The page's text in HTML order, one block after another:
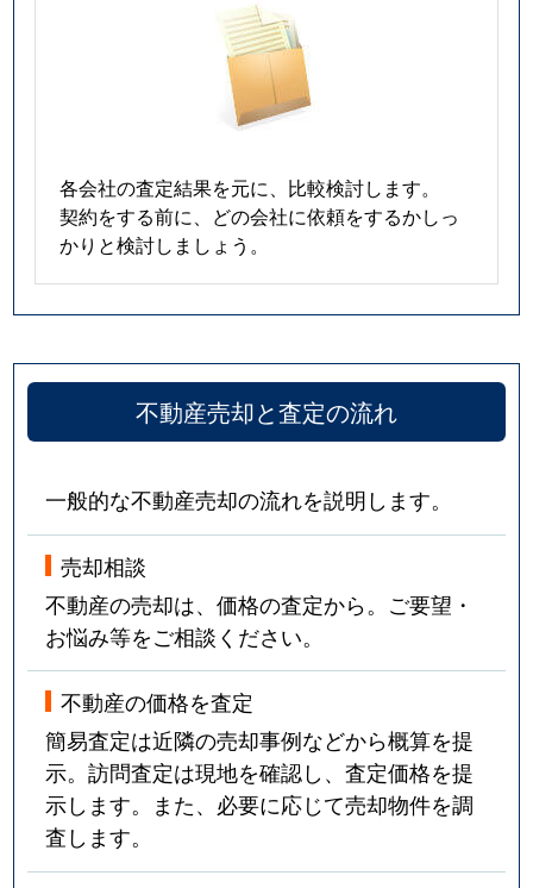
各会社の査定結果を元に、比較検討します。
契約をする前に、どの会社に依頼をするかしっ
かりと検討しましょう。
不動産売却と査定の流れ
一般的な不動産売却の流れを説明します。
売却相談
不動産の売却は、価格の査定から。ご要望・
お悩み等をご相談ください。
不動産の価格を査定
簡易査定は近隣の売却事例などから概算を提
示。訪問査定は現地を確認し、査定価格を提
示します。また、必要に応じて売却物件を調
査します。